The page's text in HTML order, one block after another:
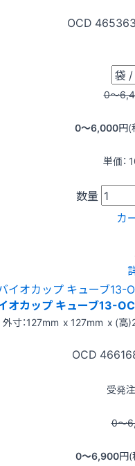
OCD 465363
0〜
0〜6,000円(
単価：
数量
カ
オカップ キューブ13-
外寸：127mm x 127mm x (高
OCD
受発注
0〜
0〜6,900円(